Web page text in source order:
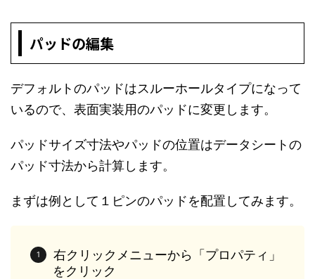
パッドの編集
デフォルトのパッドはスルーホールタイプになって
いるので、表面実装用のパッドに変更します。
パッドサイズ寸法やパッドの位置はデータシートの
パッド寸法から計算します。
まずは例として１ピンのパッドを配置してみます。
右クリックメニューから「プロパティ」
をクリック